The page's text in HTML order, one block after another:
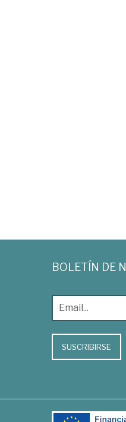
BOLETÍN DE
SUSCRIBIRSE